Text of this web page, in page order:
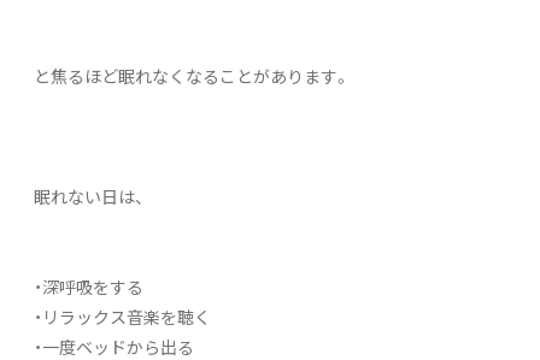
と焦るほど眠れなくなることがあります。
眠れない日は、
・深呼吸をする
・リラックス音楽を聴く
・一度ベッドから出る